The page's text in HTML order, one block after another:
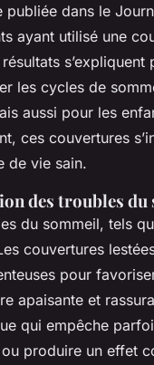
publiée dans le
ayant utilisé une
les cycles de
aussi pour les
ces couvertures
de vie sain.
des troubles du
du sommeil, tels
couvertures
pour
apaisante et
qui empêche
produire un effet